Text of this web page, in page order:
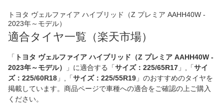
トヨタ ヴェルファイア ハイブリッド（Z プレミア AAHH40W -
2023年～モデル）
適合タイヤ一覧（楽天市場）
「 トヨタ ヴェルファイア ハイブリッド（Z プレミア AAHH40W -
2023年～モデル）
」に適合する「サイズ：225/65R17 」,「サイ
ズ：225/60R18 」,「サイズ：225/55R19 」のおすすめのタイヤを
掲載しています。商品ページで車種への適合をご確認の上ご購入
ください。